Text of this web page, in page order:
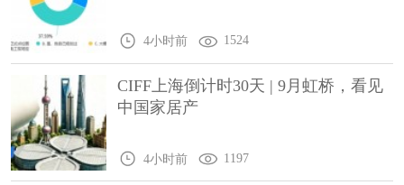
4小时前 1524
CIFF上海倒计时30天 | 9月虹桥，看见
中国家居产
4小时前 1197